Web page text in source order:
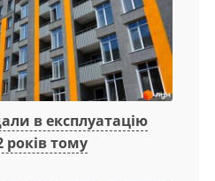
в експлуатацію
тому